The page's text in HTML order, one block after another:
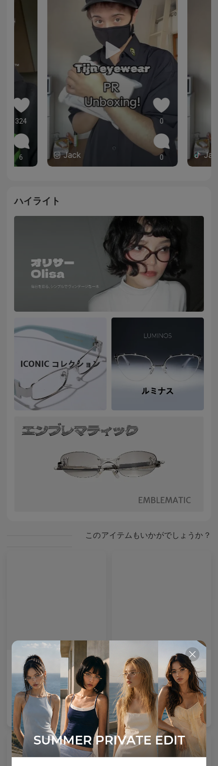
324
6 Jack
0
0
ハイライト
このアイテムもいかがでしょうか？
Emblematic O 01
特殊補強レンズ
Colours available
US$ 100.00 バッグに入れる
Emblematic S 03
特殊強化レンズ
3 Colours available
US$100.00 バッグに入れる